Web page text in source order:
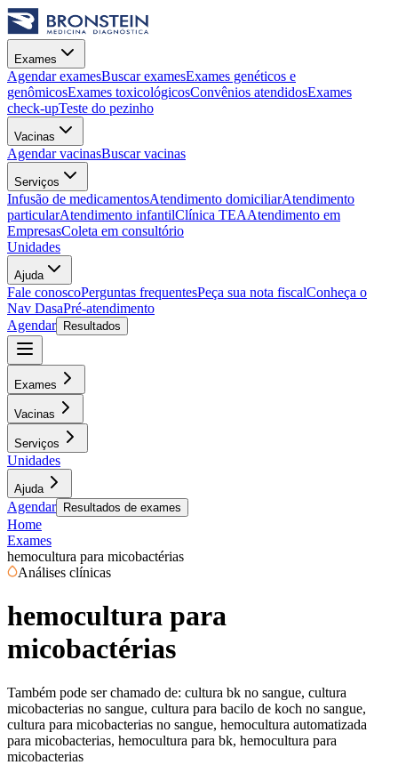
Exames
Agendar examesBuscar examesExames genéticos e
genômicosExames toxicológicosConvênios atendidosExames
check-upTeste do pezinho
Vacinas
Agendar vacinasBuscar vacinas
Serviços
Infusão de medicamentosAtendimento domiciliarAtendimento
particularAtendimento infantilClínica TEAAtendimento em
EmpresasColeta em consultório
Unidades
Ajuda
Fale conoscoPerguntas frequentesPeça sua nota fiscalConheça o
Nav DasaPré-atendimento
Agendar
Resultados
Exames
Vacinas
Serviços
Unidades
Ajuda
Agendar Resultados de exames
Home
Exames
hemocultura para micobactérias
Análises clínicas
hemocultura para
micobactérias
Também pode ser chamado de: cultura bk no sangue, cultura
micobacterias no sangue, cultura para bacilo de koch no sangue,
cultura para micobacterias no sangue, hemocultura automatizada
para micobacterias, hemocultura para bk, hemocultura para
micobacterias